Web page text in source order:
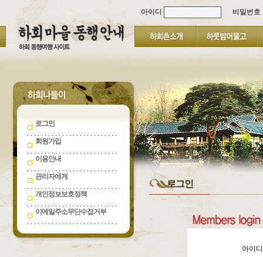
로그인
회원가입
이용안내
관리자에게
개인정보보호정책
이메일주소무단수집거부
아이디 비밀번호
로그인
아이디